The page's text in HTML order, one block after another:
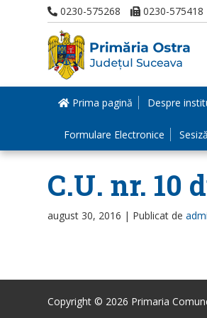
0230-575268 0230-575418
Prima pagină Despre
Formulare Electronice
C.U. nr. 10
august 30, 2016 | Publicat de
Copyright © 2026 Primaria